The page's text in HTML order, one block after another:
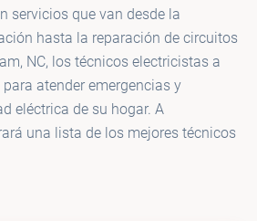
servicios que van desde la
hasta la reparación de circuitos
NC, los técnicos electricistas a
atender emergencias y
eléctrica de su hogar. A
una lista de los mejores técnicos